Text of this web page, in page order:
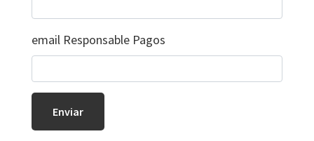
email Responsable Pagos